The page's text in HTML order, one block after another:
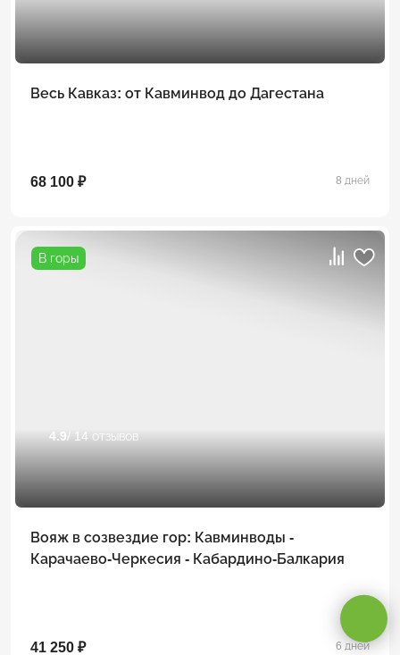
Весь Кавказ: от Кавминвод до Дагестана
68 100 ₽ 8 дней
В горы
4.9 / 14 отзывов
Вояж в созвездие гор: Кавминводы -
Карачаево-Черкесия - Кабардино-Балкария
41 250 ₽ 6 дней
Оставаясь на сайте, вы даете
согласие на обработку cookie и
персональных данных.